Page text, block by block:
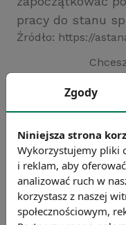
pracy do stanu
Źródło: https://
Zgody
Niniejsza strona
Wykorzystujemy pliki
i reklam, aby
analizować ruch w
korzystasz z naszej
społecznościowym,